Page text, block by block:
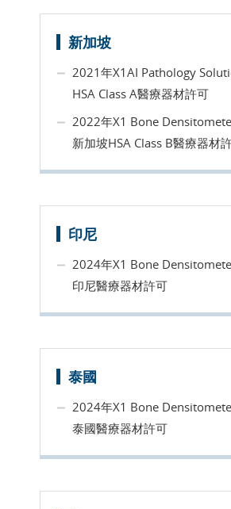
新加坡
2021年X1AI Pathology
HSA Class A醫療器材許可
2022年X1 Bone
新加坡HSA Class B醫療器材
印尼
2024年X1 Bone
印尼醫療器材許可
泰國
2024年X1 Bone
泰國醫療器材許可